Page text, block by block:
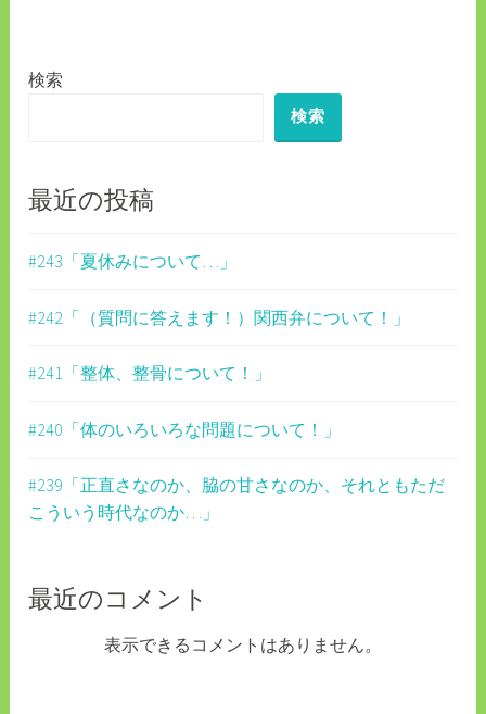
ナ
ー
ョ
検索
検索
最近の投稿
#243「夏休みについて…」
#242「（質問に答えます！）関西弁について！」
#241「整体、整骨について！」
#240「体のいろいろな問題について！」
#239「正直さなのか、脇の甘さなのか、それともただ
こういう時代なのか…」
最近のコメント
表示できるコメントはありません。